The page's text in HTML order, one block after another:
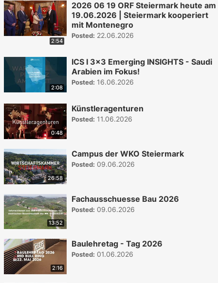
2:54
2026 06 19 ORF Steiermark heute am
19.06.2026 | Steiermark kooperiert
mit Montenegro
Posted: 22.06.2026
2:08
ICS I 3x3 Emerging INSIGHTS - Saudi
Arabien im Fokus!
Posted: 16.06.2026
0:48
Künstleragenturen
Posted: 11.06.2026
26:58
Campus der WKO Steiermark
Posted: 09.06.2026
13:52
Fachausschuesse Bau 2026
Posted: 09.06.2026
2:16
Baulehretag - Tag 2026
Posted: 01.06.2026